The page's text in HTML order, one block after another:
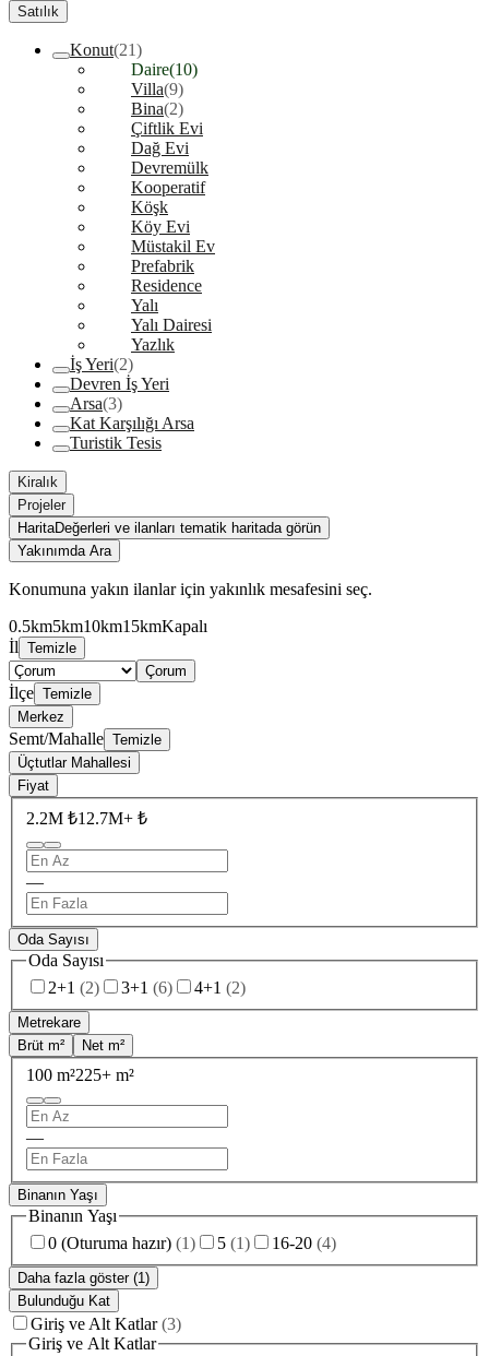
Satılık
Konut(21)
Daire(10)
Villa(9)
Bina(2)
Çiftlik Evi
Dağ Evi
Devremülk
Kooperatif
Köşk
Köy Evi
Müstakil Ev
Prefabrik
Residence
Yalı
Yalı Dairesi
Yazlık
İş Yeri(2)
Devren İş Yeri
Arsa(3)
Kat Karşılığı Arsa
Turistik Tesis
Kiralık
Projeler
HaritaDeğerleri ve ilanları tematik haritada görün
Yakınımda Ara
Konumuna yakın ilanlar için yakınlık mesafesini seç.
0.5km5km10km15kmKapalı
İl Temizle
Çorum
İlçe Temizle
Merkez
Semt/Mahalle Temizle
Üçtutlar Mahallesi
Fiyat
2.2M ₺12.7M+ ₺
—
Oda Sayısı
Oda Sayısı
2+1 (2) 3+1 (6) 4+1 (2)
Metrekare
Brüt m²
Net m²
100 m²225+ m²
—
Binanın Yaşı
Binanın Yaşı
0 (Oturuma hazır) (1) 5 (1) 16-20 (4)
Daha fazla göster (1)
Bulunduğu Kat
Giriş ve Alt Katlar (3)
Giriş ve Alt Katlar